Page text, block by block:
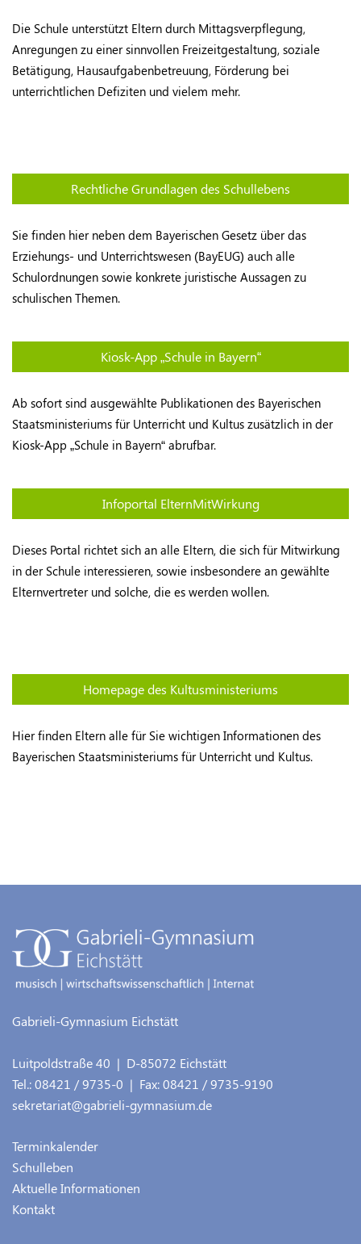
Die Schule unterstützt Eltern durch Mittagsverpflegung,
Anregungen zu einer sinnvollen Freizeitgestaltung, soziale
Betätigung, Hausaufgabenbetreuung, Förderung bei
unterrichtlichen Defiziten und vielem mehr.
Rechtliche Grundlagen des Schullebens
Sie finden hier neben dem Bayerischen Gesetz über das
Erziehungs- und Unterrichtswesen (BayEUG) auch alle
Schulordnungen sowie konkrete juristische Aussagen zu
schulischen Themen.
Kiosk-App „Schule in Bayern“
Ab sofort sind ausgewählte Publikationen des Bayerischen
Staatsministeriums für Unterricht und Kultus zusätzlich in der
Kiosk-App „Schule in Bayern“ abrufbar.
Infoportal ElternMitWirkung
Dieses Portal richtet sich an alle Eltern, die sich für Mitwirkung
in der Schule interessieren, sowie insbesondere an gewählte
Elternvertreter und solche, die es werden wollen.
Homepage des Kultusministeriums
Hier finden Eltern alle für Sie wichtigen Informationen des
Bayerischen Staatsministeriums für Unterricht und Kultus.
Gabrieli-Gymnasium Eichstätt
Luitpoldstraße 40 | D-85072 Eichstätt
Tel.:08421 / 9735-0 | Fax:08421 / 9735-9190
sekretariat@gabrieli-gymnasium.de
Terminkalender
Schulleben
Aktuelle Informationen
Kontakt